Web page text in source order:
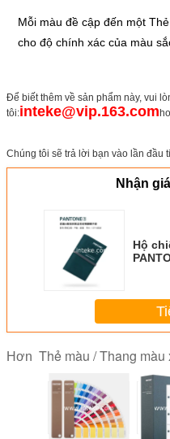
Mỗi màu đề cập đến một
cho độ chính xác của màu
Để biết thêm về sản phẩm này, vui
tôi:inteke@vip.163.com
Chúng tôi sẽ trả lời bạn vào lần đầu
Nhận
Hộ
Hơn Thẻ màu / Thang màu